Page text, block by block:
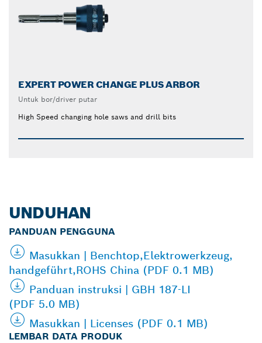
EXPERT POWER CHANGE PLUS ARBOR
Untuk bor/driver putar
High Speed changing hole saws and drill bits
UNDUHAN
PANDUAN PENGGUNA
Masukkan | Benchtop,Elektrowerkzeug,
handgeführt,ROHS China (PDF 0.1 MB)
Panduan instruksi | GBH 187-LI
(PDF 5.0 MB)
Masukkan | Licenses (PDF 0.1 MB)
LEMBAR DATA PRODUK